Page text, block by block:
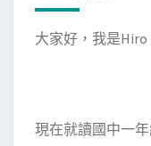
大家好，我是Hiro
現在就讀國中一